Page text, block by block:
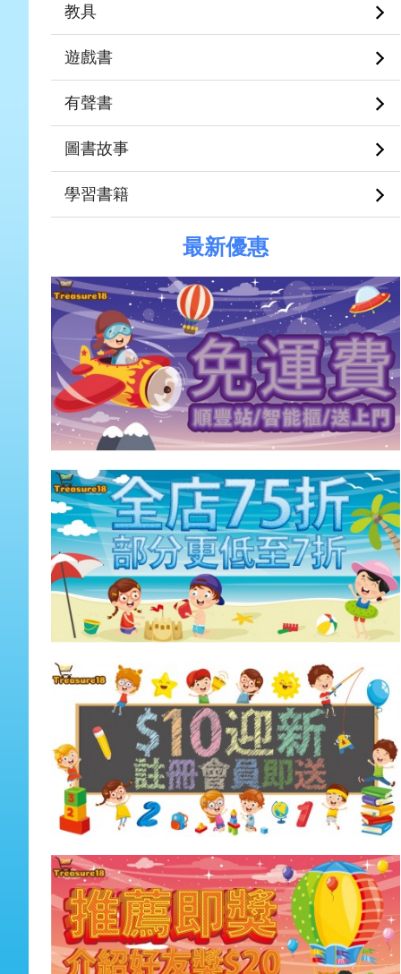
教具
遊戲書
有聲書
圖書故事
學習書籍
最新優惠